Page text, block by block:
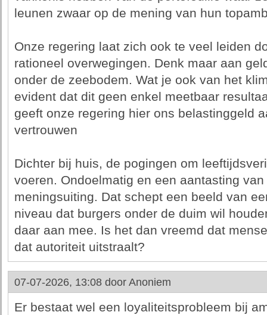
leunen zwaar op de mening van hun
Onze regering laat zich ook te veel leiden
rationeel overwegingen. Denk maar aan
onder de zeebodem. Wat je ook van het
evident dat dit geen enkel meetbaar
geeft onze regering hier ons belastinggeld
vertrouwen
Dichter bij huis, de pogingen om
voeren. Ondoelmatig en een aantasting
meningsuiting. Dat schept een beeld van
niveau dat burgers onder de duim wil
daar aan mee. Is het dan vreemd dat
dat autoriteit uitstraalt?
07-07-2026, 13:08 door Anoniem
Er bestaat wel een loyaliteitsprobleem bij